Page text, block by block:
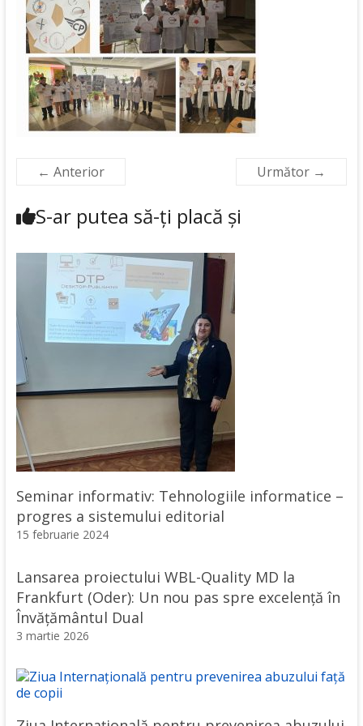
← Anterior Următor →
S-ar putea să-ți placă și
Seminar informativ: Tehnologiile informatice –
progres a sistemului editorial
15 februarie 2024
Lansarea proiectului WBL-Quality MD la
Frankfurt (Oder): Un nou pas spre excelență în
Învățământul Dual
3 martie 2026